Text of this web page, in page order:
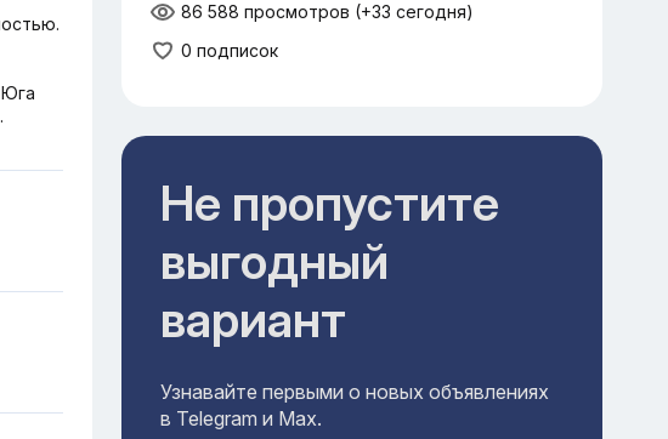
Юга
86 588 просмотров (+33 сегодня)
0 подписок
Не пропустите
выгодный
вариант
Узнавайте первыми о новых объявлениях
в Telegram и Max.